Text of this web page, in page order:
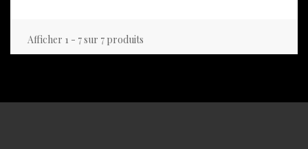
Afficher 1 - 7 sur 7 produits